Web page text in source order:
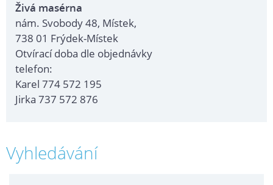
Živá masérna
nám. Svobody 48, Místek,
738 01 Frýdek-Místek
Otvírací doba dle objednávky
telefon:
Karel 774 572 195
Jirka 737 572 876
Vyhledávání